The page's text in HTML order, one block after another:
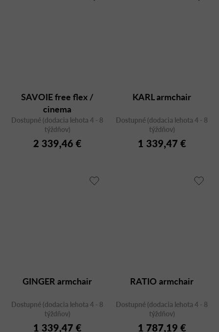
SAVOIE free flex /
cinema
Dostupné (dodacia lehota 4 - 8
týždňov)
2 339,46 €
KARL armchair
Dostupné (dodacia lehota 4 - 8
týždňov)
1 339,47 €
GINGER armchair
Dostupné (dodacia lehota 4 - 8
týždňov)
1 339,47 €
RATIO armchair
Dostupné (dodacia lehota 4 - 8
týždňov)
1 787,19 €